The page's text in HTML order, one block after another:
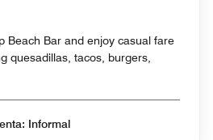
Beach Bar and enjoy casual fare
quesadillas, tacos, burgers,
Informal